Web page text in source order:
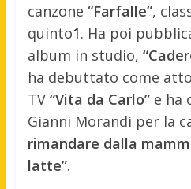
canzone “Farfalle”,
quinto1. Ha poi
album in studio,
ha debuttato come
TV “Vita da Carlo”e ha
Gianni Morandi per la
rimandare dalla
latte”.